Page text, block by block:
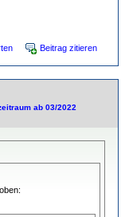
Beitrag zitieren
ab 03/2022